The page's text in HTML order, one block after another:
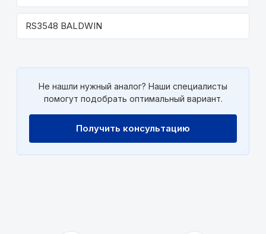
RS3548 BALDWIN
Не нашли нужный аналог? Наши специалисты
помогут подобрать оптимальный вариант.
Получить консультацию